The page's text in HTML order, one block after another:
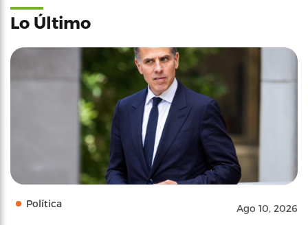
Lo Último
Política Ago 10, 2026